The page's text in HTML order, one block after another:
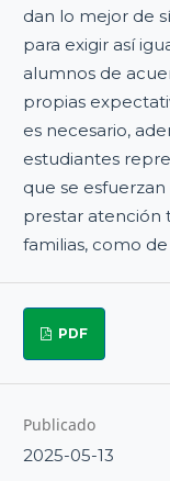
dan lo mejor de
para exigir así
alumnos de
propias
es necesario,
estudiantes
que se
prestar atención
familias, como
PDF
Publicado
2025-05-13